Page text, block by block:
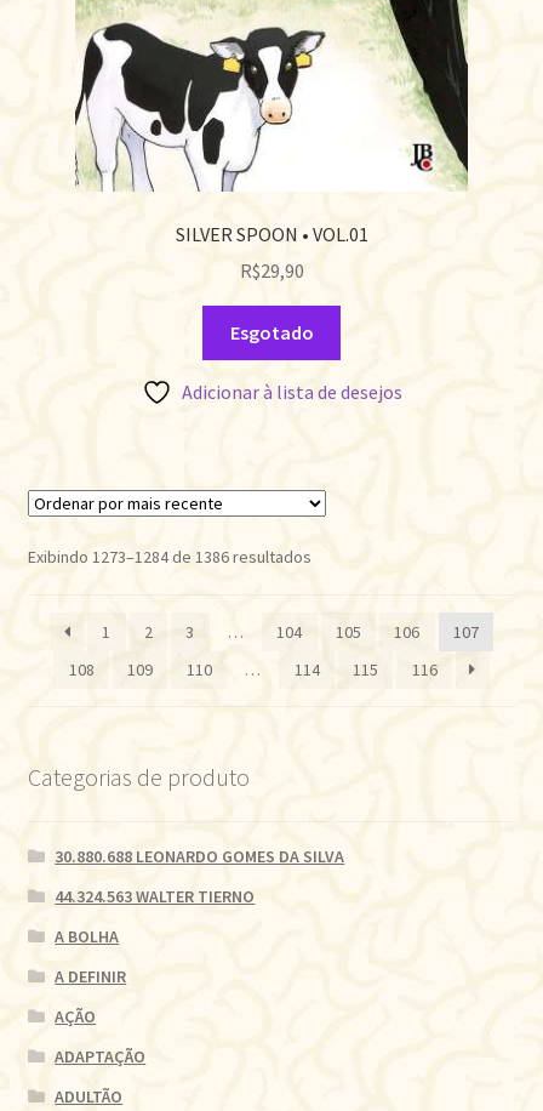
SILVER SPOON • VOL.01
R$29,90
Esgotado
Adicionar à lista de desejos
Exibindo 1273–1284 de 1386 resultadosClassificado
recente
1 2 3 … 104 105 106
107
108
109 110 … 114 115 116
Categorias de produto
30.880.688 LEONARDO GOMES DA SILVA
44.324.563 WALTER TIERNO
A BOLHA
A DEFINIR
AÇÃO
ADAPTAÇÃO
ADULTÃO